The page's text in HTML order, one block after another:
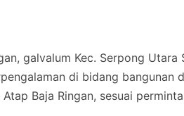
galvalum Kec. Serpong Utara
di bidang bangunan
Baja Ringan, sesuai